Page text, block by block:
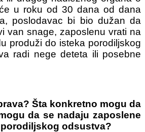
u roku od 30 dana od dana
poslodavac bi bio dužan da
van snage, zaposlenu vrati na
produži do isteka porodiljskog
radi nege deteta ili posebne
Šta konkretno mogu da
da se nadaju zaposlene
odsustva?